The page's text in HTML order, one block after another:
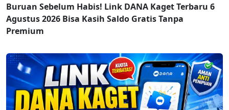
Buruan Sebelum Habis! Link DANA Kaget Terbaru 6
Agustus 2026 Bisa Kasih Saldo Gratis Tanpa
Premium